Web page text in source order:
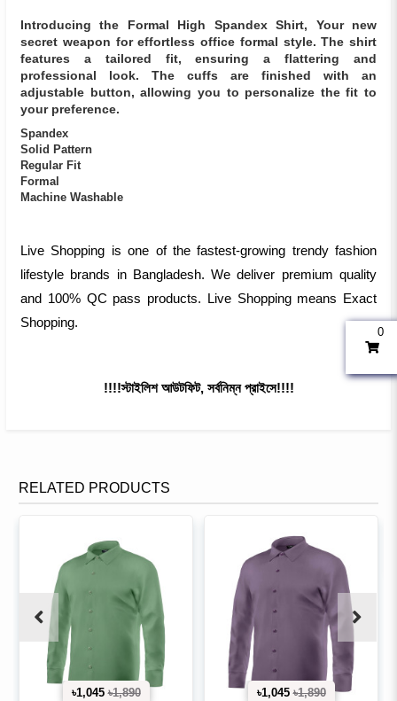
Introducing the Formal High Spandex Shirt, Your new
secret weapon for effortless office formal style. The shirt
features a tailored fit, ensuring a flattering and
professional look. The cuffs are finished with an
adjustable button, allowing you to personalize the fit to
your preference.
Spandex
Solid Pattern
Regular Fit
Formal
Machine Washable
Live Shopping is one of the fastest-growing trendy fashion
lifestyle brands in Bangladesh. We deliver premium quality
and 100% QC pass products. Live Shopping means Exact
Shopping.
!!!!স্টাইলিশ আউটফিট, সর্বনিম্ন প্রাইসে!!!!
RELATED PRODUCTS
৳1,045৳1,890 ৳1,045৳1,890
0